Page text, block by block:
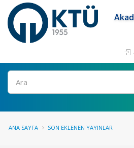
Ara
ANA SAYFA SON EKLENEN YAYINLAR